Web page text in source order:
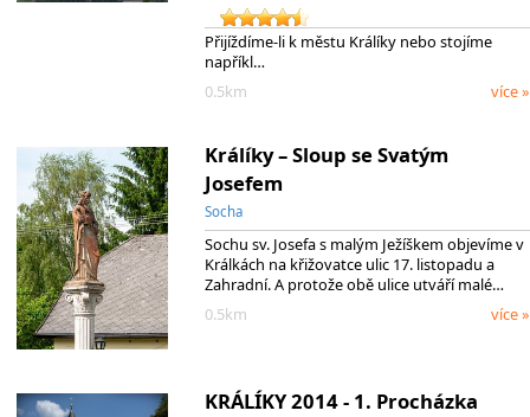
Přijíždíme-li k městu Králíky nebo stojíme
napříkl…
0.5km
více »
Králíky – Sloup se Svatým
Josefem
Socha
Sochu sv. Josefa s malým Ježíškem objevíme v
Králkách na křižovatce ulic 17. listopadu a
Zahradní. A protože obě ulice utváří malé…
0.5km
více »
KRÁLÍKY 2014 - 1. Procházka